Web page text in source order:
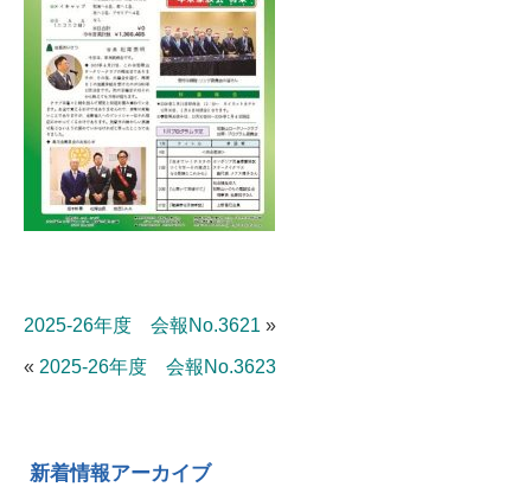
2025-26年度 会報No.3621 »
« 2025-26年度 会報No.3623
新着情報アーカイブ